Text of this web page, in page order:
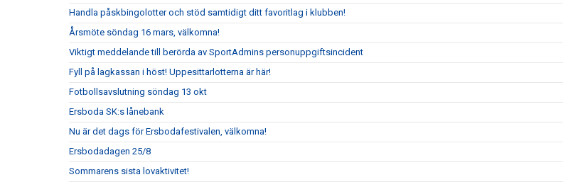
Handla påskbingolotter och stöd samtidigt ditt favoritlag i klubben!
Årsmöte söndag 16 mars, välkomna!
Viktigt meddelande till berörda av SportAdmins personuppgiftsincident
Fyll på lagkassan i höst! Uppesittarlotterna är här!
Fotbollsavslutning söndag 13 okt
Ersboda SK:s lånebank
Nu är det dags för Ersbodafestivalen, välkomna!
Ersbodadagen 25/8
Sommarens sista lovaktivitet!